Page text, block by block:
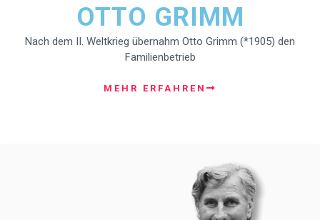
OTTO GRIMM
Nach dem II. Weltkrieg übernahm Otto Grimm (*1905) den
Familienbetrieb
MEHR ERFAHREN